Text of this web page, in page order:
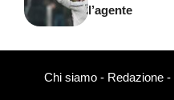
l’agente
Chi siamo- Redazione-